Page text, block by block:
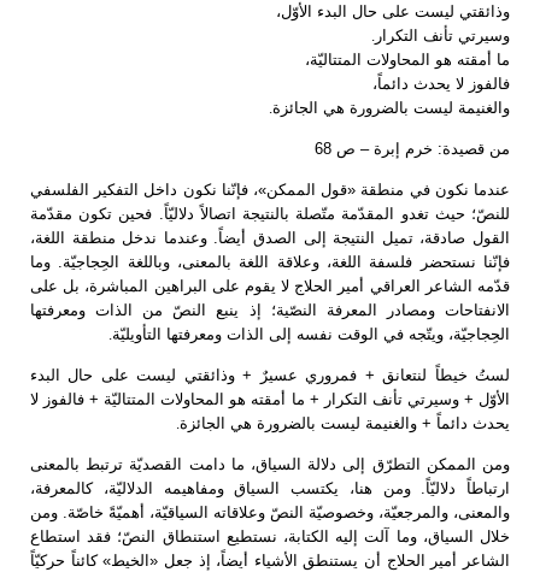
وذائقتي ليست على حال البدء الأوّل،
وسيرتي تأنف التكرار.
ما أمقته هو المحاولات المتتاليّة،
فالفوز لا يحدث دائماً،
والغنيمة ليست بالضرورة هي الجائزة.
من قصيدة: خرم إبرة – ص 68
عندما نكون في منطقة «قول الممكن»، فإنّنا نكون داخل التفكير الفلسفي
للنصّ؛ حيث تغدو المقدّمة متّصلة بالنتيجة اتصالاً دلاليّاً. فحين تكون مقدّمة
القول صادقة، تميل النتيجة إلى الصدق أيضاً. وعندما ندخل منطقة اللغة،
فإنّنا نستحضر فلسفة اللغة، وعلاقة اللغة بالمعنى، وباللغة الحِجاجيّة. وما
قدّمه الشاعر العراقي أمير الحلاج لا يقوم على البراهين المباشرة، بل على
الانفتاحات ومصادر المعرفة النصّية؛ إذ ينبع النصّ من الذات ومعرفتها
الحِجاجيّة، ويتّجه في الوقت نفسه إلى الذات ومعرفتها التأويليّة.
لستُ خيطاً لنتعانق + فمروري عسيرٌ + وذائقتي ليست على حال البدء
الأوّل + وسيرتي تأنف التكرار + ما أمقته هو المحاولات المتتاليّة + فالفوز لا
يحدث دائماً + والغنيمة ليست بالضرورة هي الجائزة.
ومن الممكن التطرّق إلى دلالة السياق، ما دامت القصديّة ترتبط بالمعنى
ارتباطاً دلاليّاً. ومن هنا، يكتسب السياق ومفاهيمه الدلاليّة، كالمعرفة،
والمعنى، والمرجعيّة، وخصوصيّة النصّ وعلاقاته السياقيّة، أهميّةً خاصّة. ومن
خلال السياق، وما آلت إليه الكتابة، نستطيع استنطاق النصّ؛ فقد استطاع
الشاعر أمير الحلاج أن يستنطق الأشياء أيضاً، إذ جعل «الخيط» كائناً حركيّاً